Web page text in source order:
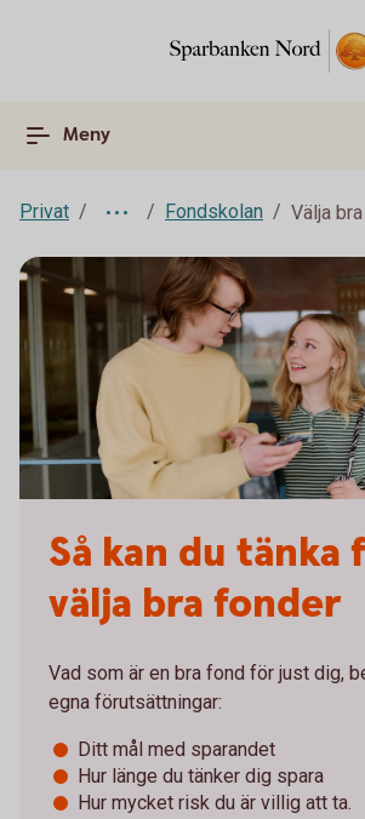
Meny
Privat Fondskolan Välja
Så kan du tänka
välja bra fonder
Vad som är en bra fond för just dig,
egna förutsättningar:
Ditt mål med sparandet
Hur länge du tänker dig spara
Hur mycket risk du är villig att ta.